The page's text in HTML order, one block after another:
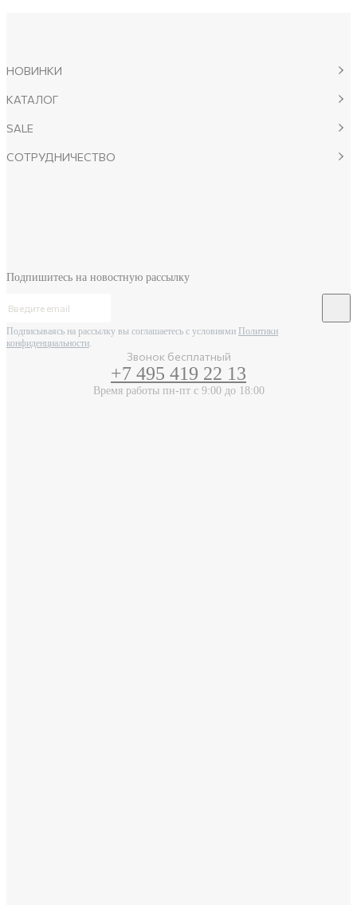
НОВИНКИ
КАТАЛОГ
SALE
СОТРУДНИЧЕСТВО
Звонок бесплатный
+7 495 419 22 13
Время работы пн-пт с 9:00 до 18:00
Подпишитесь на новостную рассылку
Подписываясь на рассылку вы соглашаетесь с условиями Политики
конфиденциальности.